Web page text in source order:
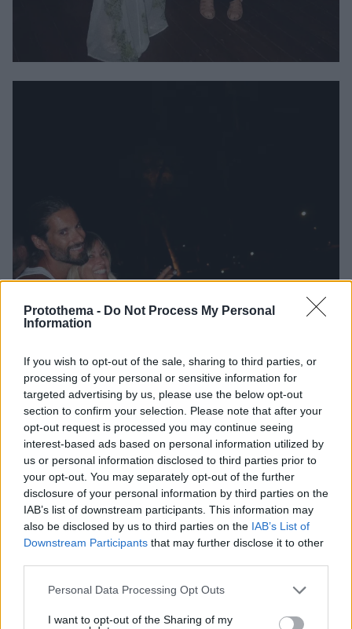
Protothema - Do Not Process My Personal
Information
If you wish to opt-out of the sale, sharing to third parties, or
processing of your personal or sensitive information for
targeted advertising by us, please use the below opt-out
section to confirm your selection. Please note that after your
opt-out request is processed you may continue seeing
interest-based ads based on personal information utilized by
us or personal information disclosed to third parties prior to
your opt-out. You may separately opt-out of the further
disclosure of your personal information by third parties on the
IAB’s list of downstream participants. This information may
also be disclosed by us to third parties on the IAB’s List of
Downstream Participants that may further disclose it to other
Please note that this website/app uses one or more Google
not limited to your visit or usage behaviour. You may click to
Personal Data Processing Opt Outs
I want to opt-out of the Sharing of my